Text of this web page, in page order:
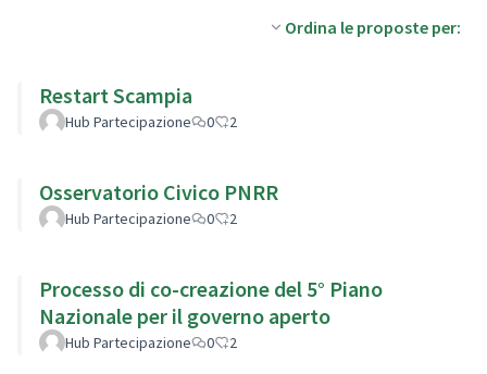
Ordina le proposte per:
Restart Scampia
Hub Partecipazione 0 2
Osservatorio Civico PNRR
Hub Partecipazione 0 2
Processo di co-creazione del 5° Piano
Nazionale per il governo aperto
Hub Partecipazione 0 2